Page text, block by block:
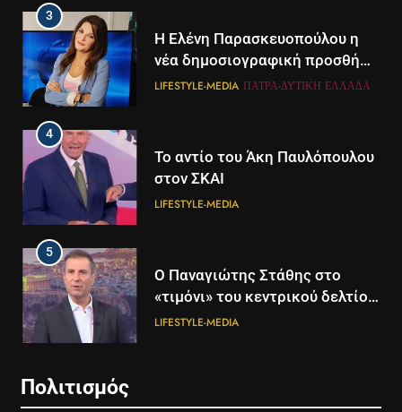
3
Η Ελένη Παρασκευοπούλου η
νέα δημοσιογραφική προσθήκη
του ΣΚΑΪ στην Πάτρα
LIFESTYLE-MEDIA ΠΆΤΡΑ-ΔΥΤΙΚΉ ΕΛΛΆΔΑ
4
Το αντίο του Άκη Παυλόπουλου
στον ΣΚΑΙ
LIFESTYLE-MEDIA
5
Ο Παναγιώτης Στάθης στο
«τιμόνι» του κεντρικού δελτίου
ειδήσεων της ΕΡΤ
LIFESTYLE-MEDIA
Πολιτισμός
5
Διάστημα: Εντοπίστηκαν για
πρώτη φορά ενδείξεις για τον
άνεμο που εκπέμπει η μαύρη
ΔΙΕΘΝΉ ΕΠΙΣΤΉΜΗ